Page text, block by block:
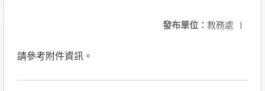
發布單位： 教務處 |
請參考附件資訊。